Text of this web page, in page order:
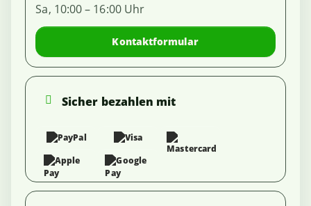
Sa, 10:00 – 16:00 Uhr
Kontaktformular
Sicher bezahlen mit